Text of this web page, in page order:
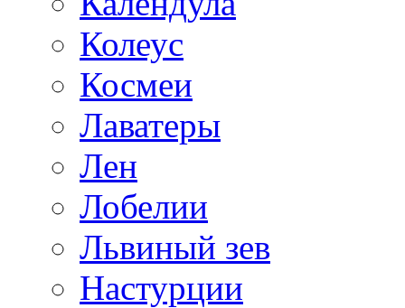
Колеус
Космеи
Лаватеры
Лен
Лобелии
Львиный зев
Настурции